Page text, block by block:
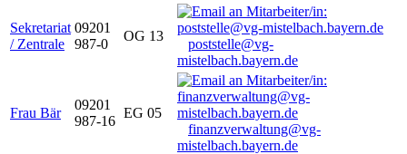
Sekretariat
/ Zentrale
09201
987-0
OG 13
poststelle@vg-
mistelbach.bayern.de
Frau Bär
09201
987-16
EG 05
finanzverwaltung@vg-
mistelbach.bayern.de